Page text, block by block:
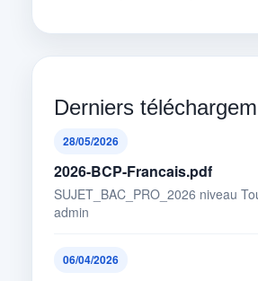
Derniers
28/05/2026
2026-BCP-Francais.pdf
SUJET_BAC_PRO_2026 niveau
admin
06/04/2026